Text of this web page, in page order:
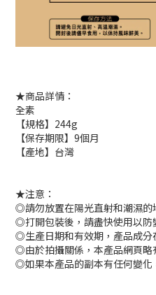
★商品詳情：
全素
【規格】244g
【保存期限】9個月
【產地】台灣
★注意：
◎請勿放置在陽光直射和潮濕的
◎打開包裝後，請盡快使用以防
◎生產日期和有效期，產品成分
◎由於拍攝關係，本產品網頁略
◎如果本產品的副本有任何變化